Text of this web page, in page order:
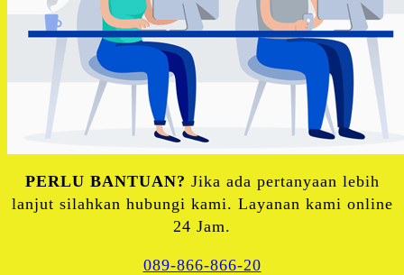
PERLU BANTUAN? Jika ada pertanyaan lebih
lanjut silahkan hubungi kami. Layanan kami online
24 Jam.
089-866-866-20